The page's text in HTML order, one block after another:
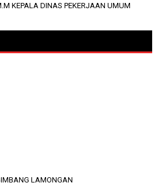
KEPALA DINAS PEKERJAAN UMUM
LAMONGAN